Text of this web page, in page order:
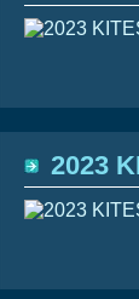
2023